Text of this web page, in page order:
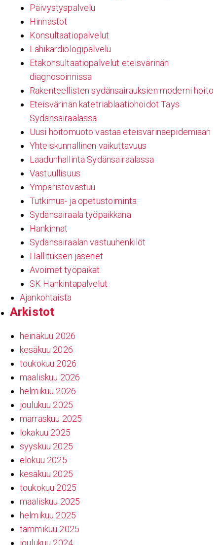
Päivystyspalvelu
Hinnastot
Konsultaatiopalvelut
Lähikardiologipalvelu
Etäkonsultaatiopalvelut eteisvärinän
diagnosoinnissa
Rakenteellisten sydänsairauksien moderni hoito
Eteisvärinän katetriablaatiohoidot Tays
Sydänsairaalassa
Uusi hoitomuoto vastaa eteisvärinäepidemiaan
Yhteiskunnallinen vaikuttavuus
Laadunhallinta Sydänsairaalassa
Vastuullisuus
Ympäristövastuu
Tutkimus- ja opetustoiminta
Sydänsairaala työpaikkana
Hankinnat
Sydänsairaalan vastuuhenkilöt
Hallituksen jäsenet
Avoimet työpaikat
SK Hankintapalvelut
Ajankohtaista
Arkistot
heinäkuu 2026
kesäkuu 2026
toukokuu 2026
maaliskuu 2026
helmikuu 2026
joulukuu 2025
marraskuu 2025
lokakuu 2025
syyskuu 2025
elokuu 2025
kesäkuu 2025
toukokuu 2025
maaliskuu 2025
helmikuu 2025
tammikuu 2025
joulukuu 2024